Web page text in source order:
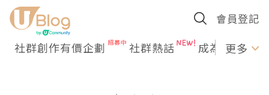
會員登記
社群創作有價企劃 社群熱話 成為U更多